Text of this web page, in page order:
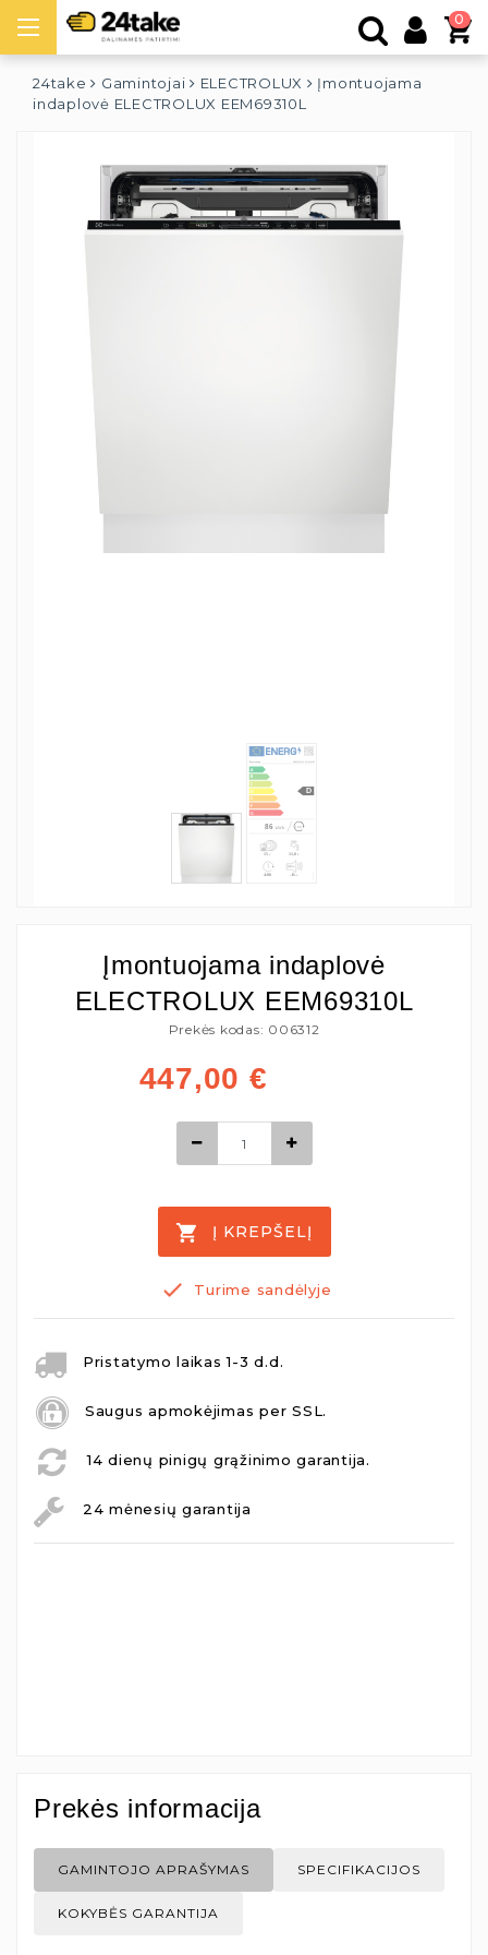
0
24take Gamintojai ELECTROLUX
Įmontuojama
indaplovė ELECTROLUX EEM69310L
Įmontuojama indaplovė
ELECTROLUX EEM69310L
Prekės kodas: 006312
447,00 €
Į KREPŠELĮ
Turime sandėlyje
Pristatymo laikas 1-3 d.d.
Saugus apmokėjimas per SSL.
14 dienų pinigų grąžinimo garantija.
24 mėnesių garantija
Prekės informacija
GAMINTOJO APRAŠYMAS SPECIFIKACIJOS
KOKYBĖS GARANTIJA